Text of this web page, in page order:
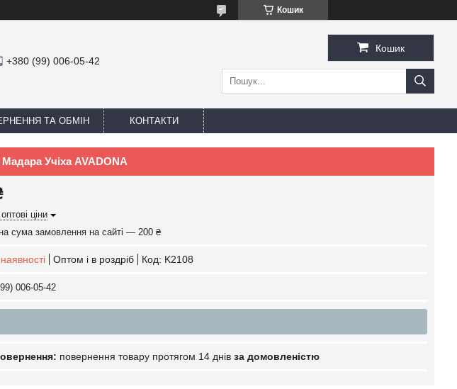
Кошик
+380 (99) 006-05-42
Кошик
ТА ОБМІН КОНТАКТИ
Мадара Учіха AVADONA
ціни
сума замовлення на сайті — 200 ₴
Оптом і в роздріб Код: K2108
006-05-42
повернення товару протягом 14 днів за домовленістю